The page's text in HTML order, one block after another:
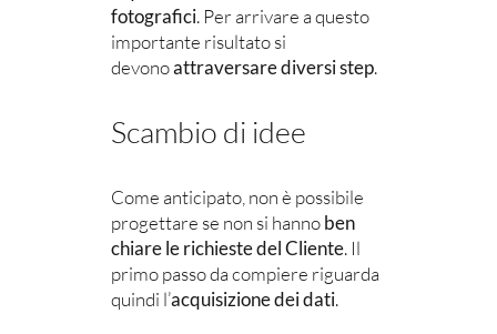
fotografici. Per arrivare a questo
importante risultato si
devonoattraversare diversi step.
Scambio di idee
Come anticipato, non è possibile
progettare se non si hannoben
chiare le richieste del Cliente. Il
primo passo da compiere riguarda
quindi l’acquisizione dei dati.